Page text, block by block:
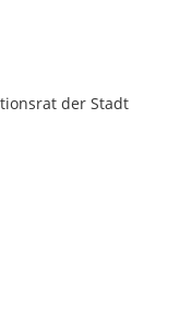
der Stadt